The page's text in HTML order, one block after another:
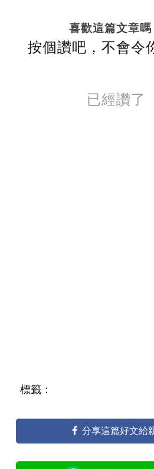
喜歡這篇文章嗎
按個讚吧，不會令
已經讚了
標籤：
分享這篇好文給